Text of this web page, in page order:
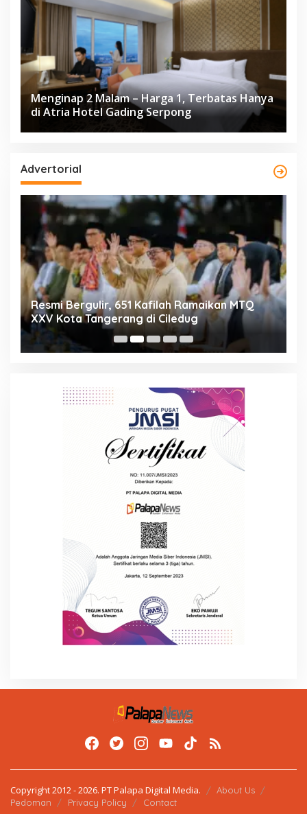
Menginap 2 Malam – Harga 1, Terbatas Hanya
di Atria Hotel Gading Serpong
Advertorial
Resmi Bergulir, 651 Kafilah Ramaikan MTQ
XXV Kota Tangerang di Ciledug
Copyright 2012 - 2026. PT Palapa Digital Media.
About Us
Pedoman
Privacy Policy Contact